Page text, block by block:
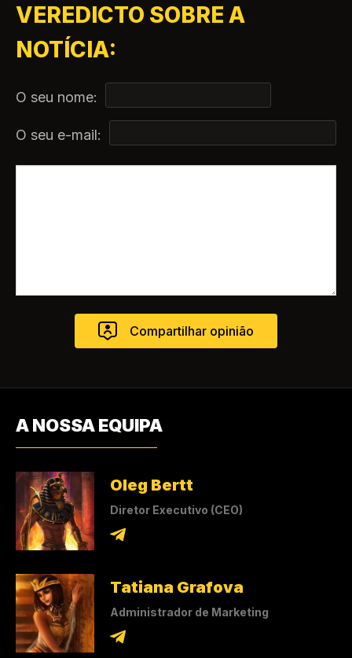
VEREDICTO SOBRE A
NOTÍCIA:
O seu nome:
O seu e-mail:
A NOSSA EQUIPA
Oleg Bertt
Diretor Executivo (CEO)
Tatiana Grafova
Administrador de Marketing